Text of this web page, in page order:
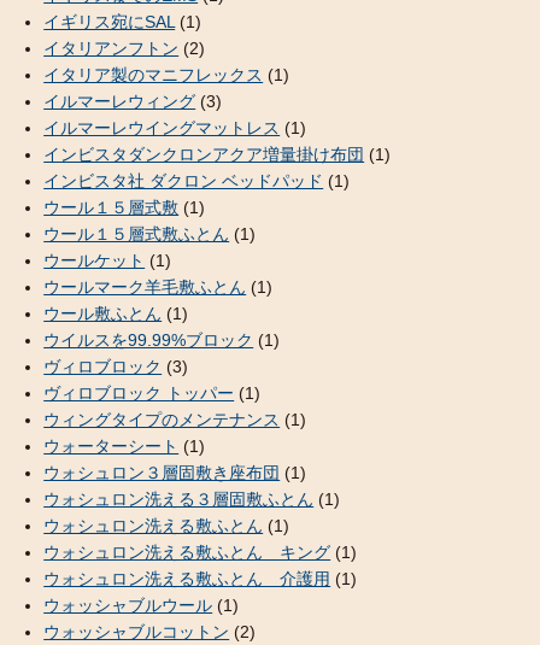
イギリス宛にSAL (1)
イタリアンフトン (2)
イタリア製のマニフレックス (1)
イルマーレウィング (3)
イルマーレウイングマットレス (1)
インビスタダンクロンアクア増量掛け布団 (1)
インビスタ社 ダクロン ベッドパッド (1)
ウール１５層式敷 (1)
ウール１５層式敷ふとん (1)
ウールケット (1)
ウールマーク羊毛敷ふとん (1)
ウール敷ふとん (1)
ウイルスを99.99%ブロック (1)
ヴィロブロック (3)
ヴィロブロック トッパー (1)
ウィングタイプのメンテナンス (1)
ウォーターシート (1)
ウォシュロン３層固敷き座布団 (1)
ウォシュロン洗える３層固敷ふとん (1)
ウォシュロン洗える敷ふとん (1)
ウォシュロン洗える敷ふとん キング (1)
ウォシュロン洗える敷ふとん 介護用 (1)
ウォッシャブルウール (1)
ウォッシャブルコットン (2)